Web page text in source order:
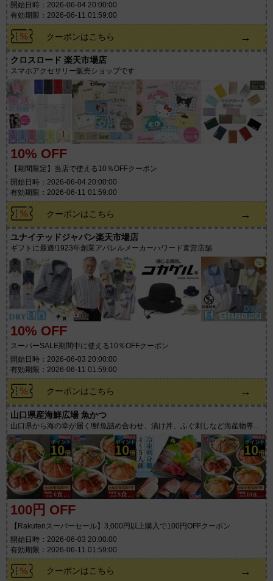
開始日時：2026-06-04 20:00:00
有効期限：2026-06-11 01:59:00
クーポンはこちら →
クロスロード 楽天市場店
スマホアクセサリー販売ショップです
10% OFF
【期間限定】当店で使える10％OFFクーポン
開始日時：2026-06-04 20:00:00
有効期限：2026-06-11 01:59:00
クーポンはこちら →
ユナイテッドジャパン楽天市場店
ギフトに最適!1923年創業アパレルメーカーハワード直営店舗
10% OFF
スーパーSALE期間中に使える10％OFFクーポン
開始日時：2026-06-03 20:00:00
有効期限：2026-06-11 01:59:00
クーポンはこちら →
山口県産海鮮広場 魚かつ
山口県から海の幸が届く!鮮魚詰め合わせ、漬け丼、ふぐ刺しなど海産物専門
店
100円 OFF
【Rakutenスーパーセール】3,000円以上購入で100円OFFクーポン
開始日時：2026-06-03 20:00:00
有効期限：2026-06-11 01:59:00
クーポンはこちら →